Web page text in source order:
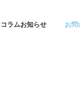
コラムお知らせ お問